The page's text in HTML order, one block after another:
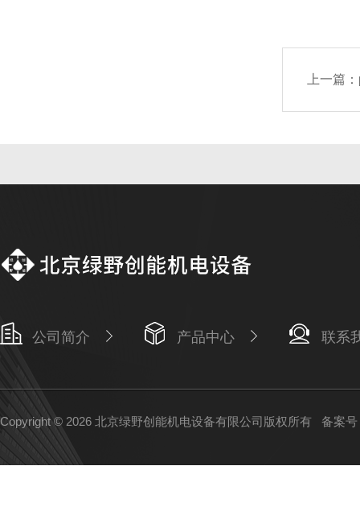
上一篇：
公司简介 产品中心 联系
Copyright © 2026 北京绿野创能机电设备有限公司版权所有 备案